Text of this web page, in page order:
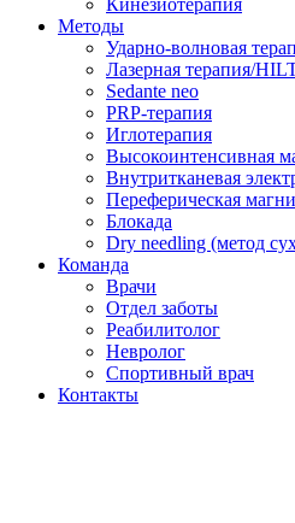
Кинезиотерапия
Методы
Ударно-волновая
Лазерная терапия/
Sedante neo
PRP-терапия
Иглотерапия
Высокоинтенсивная
Внутритканевая
Переферическая
Блокада
Dry needling (метод
Команда
Врачи
Отдел заботы
Реабилитолог
Невролог
Спортивный врач
Контакты